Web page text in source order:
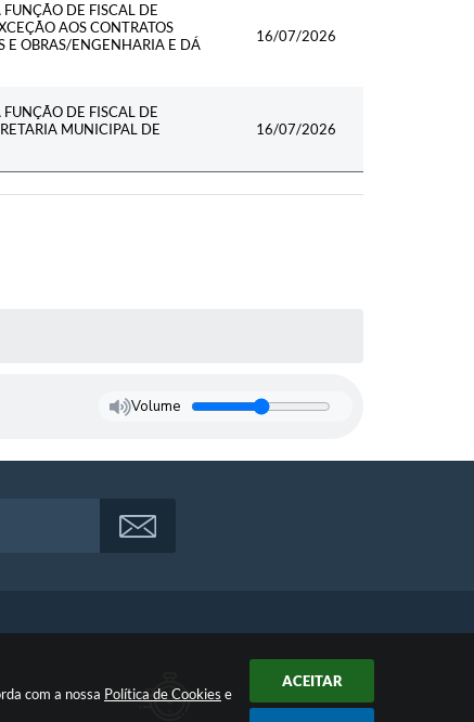
com a nossa Política de Cookies e
ACEITAR
DE FISCAL DE
AOS CONTRATOS
E OBRAS/ENGENHARIA E DÁ
16/07/2026
DE FISCAL DE
MUNICIPAL DE
16/07/2026
Volume